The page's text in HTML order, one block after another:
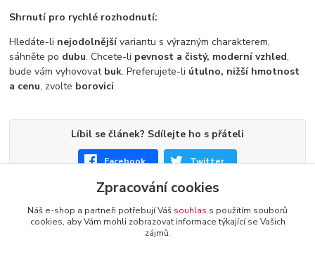
Shrnutí pro rychlé rozhodnutí:
Hledáte-li nejodolnějšívariantu s výrazným charakterem,
sáhněte po dubu. Chcete-li pevnost a čistý, moderní vzhled,
bude vám vyhovovat buk. Preferujete-li útulno, nižší hmotnost
a cenu, zvolte borovici.
Líbil se článek? Sdílejte ho s přáteli
Facebook Twitter
Zpracování cookies
Náš e-shop a partneři potřebují Váš souhlas s použitím souborů
cookies, aby Vám mohli zobrazovat informace týkající se Vašich
zájmů.